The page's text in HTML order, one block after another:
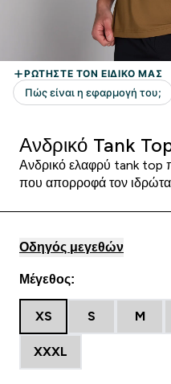
Ανδρικό Tank
Ανδρικό ελαφρύ tank top
που απορροφά τον ιδρώτα
Οδηγός μεγεθών
Μέγεθος:
XS S M
XXXL